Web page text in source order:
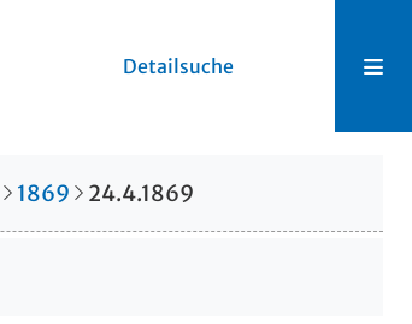
Detailsuche
1869 24.4.1869